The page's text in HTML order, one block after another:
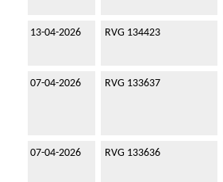
13-04-2026 RVG 134423
07-04-2026 RVG 133637
07-04-2026 RVG 133636